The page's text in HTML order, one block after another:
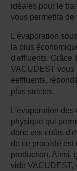
idéales pour le
vous permettra de
L'évaporation
la plus
d'effluents. Grâce
VACUDEST vous
eeffluents,
plus strictes.
L'évaporation
physique qui
donc vos coûts
de ce procédé est
production. Ainsi,
vide VACUDEST,